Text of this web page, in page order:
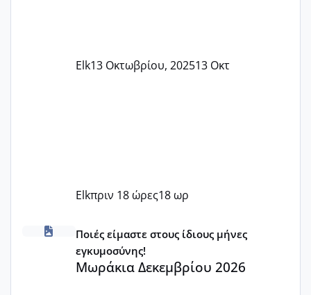
Elk13 Οκτωβρίου, 202513 Οκτ
Elkπριν 18 ώρες18 ωρ
Μωράκια Δεκεμβρίου 2026
Ποιές είμαστε στους ίδιους μήνες
εγκυμοσύνης!
Μωράκια Δεκεμβρίου 2026